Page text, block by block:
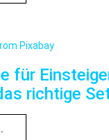
für
richtige